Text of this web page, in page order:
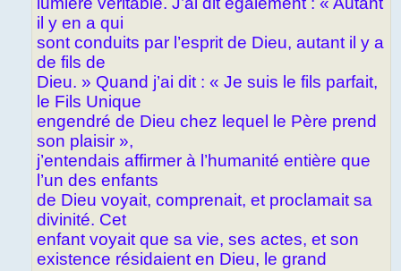
il y en a qui
sont conduits par l’esprit de Dieu, autant il y a
de fils de
Dieu. » Quand j’ai dit : « Je suis le fils parfait,
le Fils Unique
engendré de Dieu chez lequel le Père prend
son plaisir »,
j’entendais affirmer à l’humanité entière que
l’un des enfants
de Dieu voyait, comprenait, et proclamait sa
divinité. Cet
enfant voyait que sa vie, ses actes, et son
existence résidaient en Dieu, le grand